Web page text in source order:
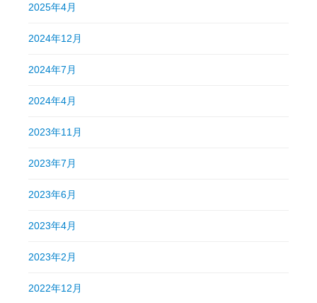
2025年4月
2024年12月
2024年7月
2024年4月
2023年11月
2023年7月
2023年6月
2023年4月
2023年2月
2022年12月